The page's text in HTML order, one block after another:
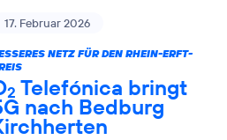
17. Februar 2026
NETZ FÜR DEN RHEIN-ERFT-
2 Telefónica bringt
nach Bedburg